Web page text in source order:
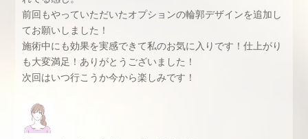
前回もやっていただいたオプションの輪郭デザインを追加し
てお願いしました！
施術中にも効果を実感できて私のお気に入りです！仕上がり
も大変満足！ありがとうございました！
次回はいつ行こうか今から楽しみです！